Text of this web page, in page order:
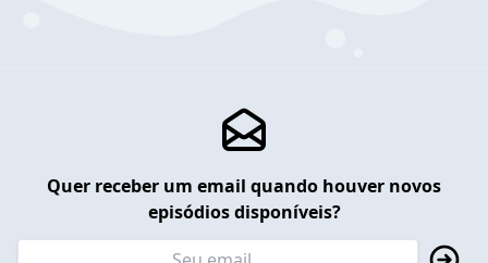
Quer receber um email quando houver novos
episódios disponíveis?